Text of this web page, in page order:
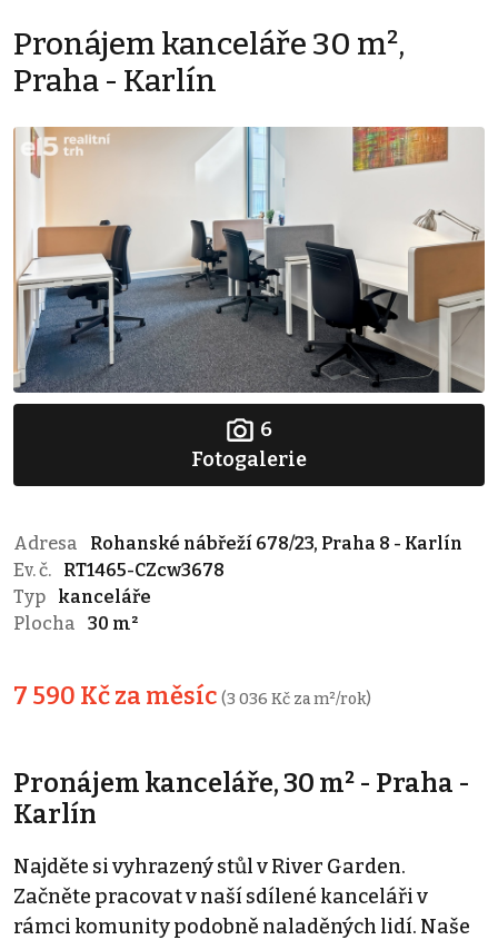
Pronájem kanceláře 30 m²,
Praha - Karlín
6
Fotogalerie
Adresa
Rohanské nábřeží 678/23, Praha 8 - Karlín
Ev. č.
RT1465-CZcw3678
Typ
kanceláře
Plocha
30 m²
7 590 Kč za měsíc (3 036 Kč za m²/rok)
Pronájem kanceláře, 30 m² - Praha -
Karlín
Najděte si vyhrazený stůl v River Garden.
Začněte pracovat v naší sdílené kanceláři v
rámci komunity podobně naladěných lidí. Naše